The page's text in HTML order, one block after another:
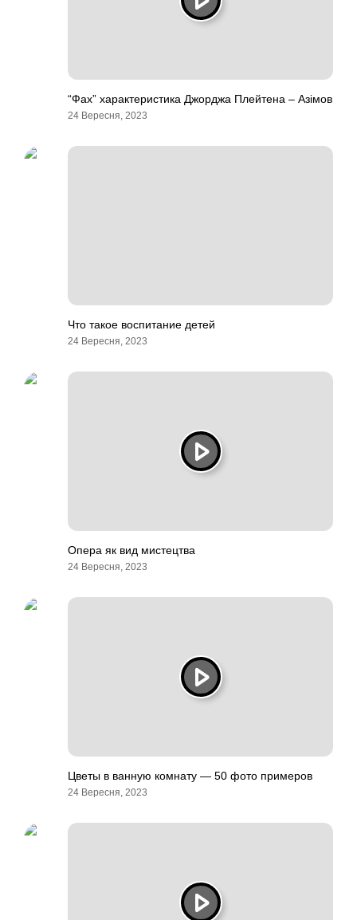
“Фах” характеристика Джорджа Плейтена – Азімов
24 Вересня, 2023
Что такое воспитание детей
24 Вересня, 2023
Опера як вид мистецтва
24 Вересня, 2023
Цветы в ванную комнату — 50 фото примеров
24 Вересня, 2023